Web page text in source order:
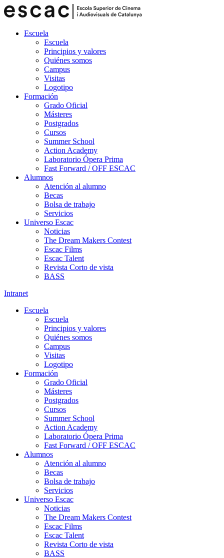
Escuela
Escuela
Principios y valores
Quiénes somos
Campus
Visitas
Logotipo
Formación
Grado Oficial
Másteres
Postgrados
Cursos
Summer School
Action Academy
Laboratorio Ópera Prima
Fast Forward / OFF ESCAC
Alumnos
Atención al alumno
Becas
Bolsa de trabajo
Servicios
Universo Escac
Noticias
The Dream Makers Contest
Escac Films
Escac Talent
Revista Corto de vista
BASS
Intranet
Escuela
Escuela
Principios y valores
Quiénes somos
Campus
Visitas
Logotipo
Formación
Grado Oficial
Másteres
Postgrados
Cursos
Summer School
Action Academy
Laboratorio Ópera Prima
Fast Forward / OFF ESCAC
Alumnos
Atención al alumno
Becas
Bolsa de trabajo
Servicios
Universo Escac
Noticias
The Dream Makers Contest
Escac Films
Escac Talent
Revista Corto de vista
BASS